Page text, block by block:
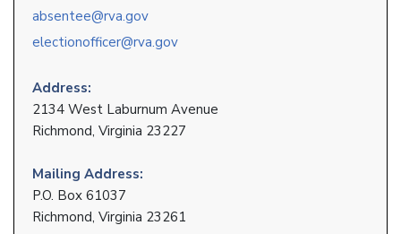
absentee@rva.gov
electionofficer@rva.gov
Address:
2134 West Laburnum Avenue
Richmond, Virginia 23227
Mailing Address:
P.O. Box 61037
Richmond, Virginia 23261